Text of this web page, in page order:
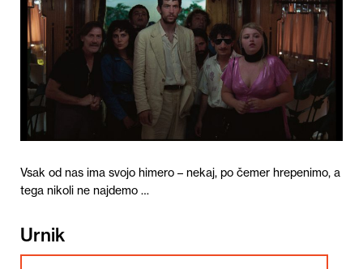
Vsak od nas ima svojo himero – nekaj, po čemer hrepenimo, a
tega nikoli ne najdemo …
Urnik